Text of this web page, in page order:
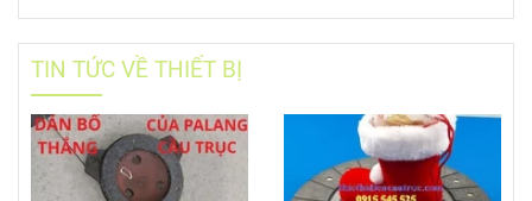
TIN TỨC VỀ THIẾT BỊ